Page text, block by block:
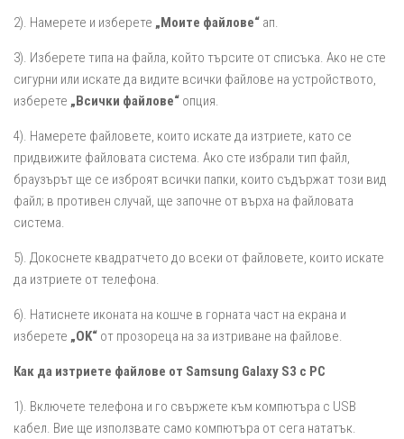
2). Намерете и изберете „Моите файлове“ ап.
3). Изберете типа на файла, който търсите от списъка. Ако не сте
сигурни или искате да видите всички файлове на устройството,
изберете „Всички файлове“ опция.
4). Намерете файловете, които искате да изтриете, като се
придвижите файловата система. Ако сте избрали тип файл,
браузърът ще се изброят всички папки, които съдържат този вид
файл; в противен случай, ще започне от върха на файловата
система.
5). Докоснете квадратчето до всеки от файловете, които искате
да изтриете от телефона.
6). Натиснете иконата на кошче в горната част на екрана и
изберете „OK“ от прозореца на за изтриване на файлове.
Как да изтриете файлове от Samsung Galaxy S3 с PC
1). Включете телефона и го свържете към компютъра с USB
кабел. Вие ще използвате само компютъра от сега нататък.